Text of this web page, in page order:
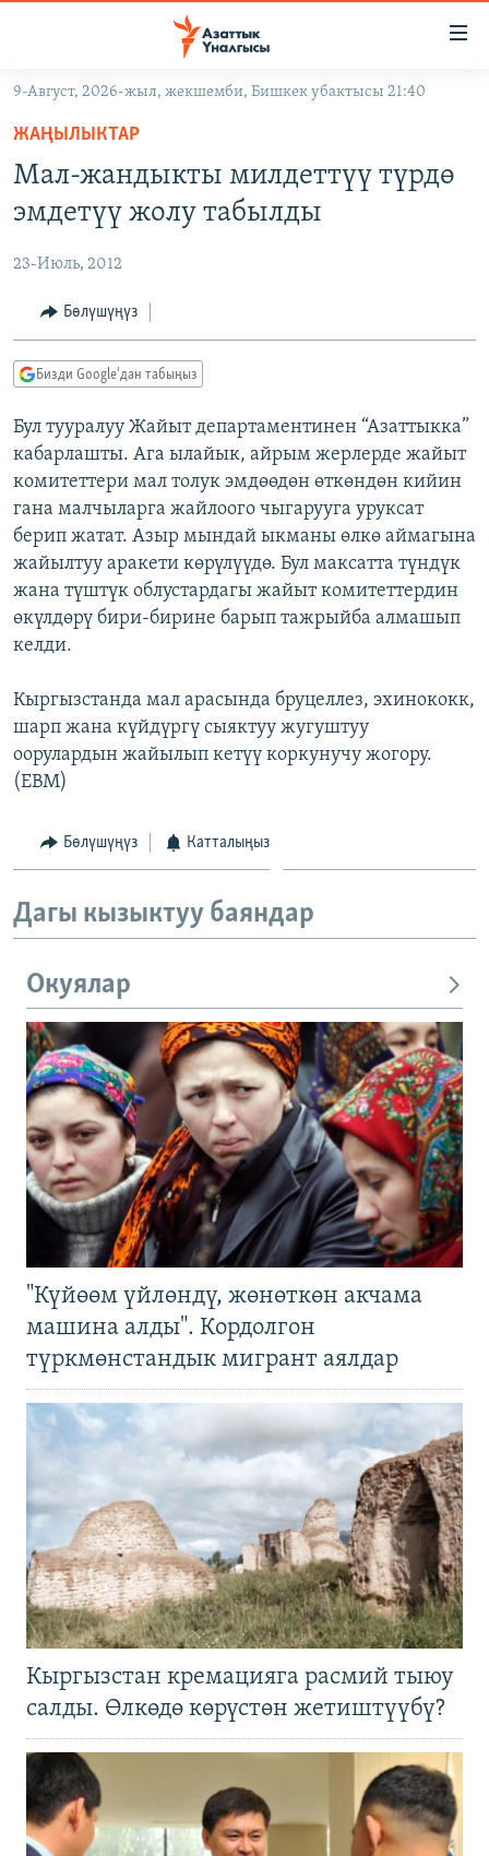
Навигацияга
өтүңүз
Издөөгө
салыңыз
ЭКОНОМИКА
МАДАНИЯТ
БОРБОР АЗИЯ
УКРАИНА
АТАЙЫН ИЛИКТӨӨ
ТВ ПРОГРАММАЛАР
ЭКСПЕРТТЕР ТАЛДАЙТ
БИЗ ЖАНА ДҮЙНӨ
ДАНИСТЕ
ЭЖЕ-СИҢДИЛЕР
ЫҢГАЙСЫЗ СУРООЛОР
ӨЗГӨЧӨ ПИКИР
Русский
ОНЛАЙН ШЕРИНЕ
ЭЕ/АРнун бардык сайттары
9-Август, 2026-жыл, жекшемби, Бишкек убактысы 21:40
ЖАҢЫЛЫКТАР
Мал-жандыкты милдеттүү түрдө
эмдетүү жолу табылды
23-Июль, 2012
Бөлүшүңүз
Бизди Google'дан табыңыз
Бул тууралуу Жайыт департаментинен “Азаттыкка”
кабарлашты. Ага ылайык, айрым жерлерде жайыт
комитеттери мал толук эмдөөдөн өткөндөн кийин
гана малчыларга жайлоого чыгарууга уруксат
берип жатат. Азыр мындай ыкманы өлкө аймагына
жайылтуу аракети көрүлүүдө. Бул максатта түндүк
жана түштүк облустардагы жайыт комитеттердин
өкүлдөрү бири-бирине барып тажрыйба алмашып
келди.
Кыргызстанда мал арасында бруцеллез, эхинококк,
шарп жана күйдүргү сыяктуу жугуштуу
оорулардын жайылып кетүү коркунучу жогору.
(EBM)
Бөлүшүңүз Катталыңыз
Дагы кызыктуу баяндар
Окуялар
"Күйөөм үйлөндү, жөнөткөн акчама
машина алды". Кордолгон
түркмөнстандык мигрант аялдар
Кыргызстан кремацияга расмий тыюу
салды. Өлкөдө көрүстөн жетиштүүбү?